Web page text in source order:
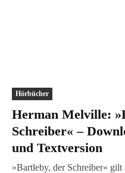
Hörbücher
Herman Melville:
Schreiber« –
und Textversion
»Bartleby, der Schreiber« gilt